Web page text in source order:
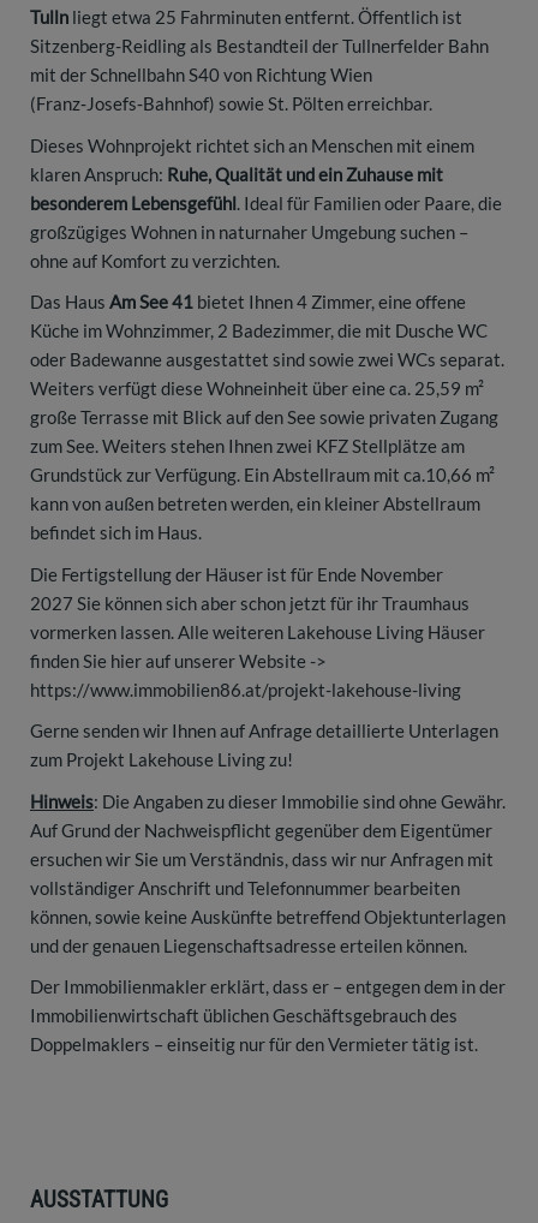
Tulln liegt etwa 25 Fahrminuten entfernt. Öffentlich ist
Sitzenberg-Reidling als Bestandteil der Tullnerfelder Bahn
mit der Schnellbahn S40 von Richtung Wien
(Franz‑Josefs‑Bahnhof) sowie St. Pölten erreichbar.
Dieses Wohnprojekt richtet sich an Menschen mit einem
klaren Anspruch: Ruhe, Qualität und ein Zuhause mit
besonderem Lebensgefühl. Ideal für Familien oder Paare, die
großzügiges Wohnen in naturnaher Umgebung suchen –
ohne auf Komfort zu verzichten.
Das Haus Am See 41 bietet Ihnen 4 Zimmer, eine offene
Küche im Wohnzimmer, 2 Badezimmer, die mit Dusche WC
oder Badewanne ausgestattet sind sowie zwei WCs separat.
Weiters verfügt diese Wohneinheit über eine ca. 25,59 m²
große Terrasse mit Blick auf den See sowie privaten Zugang
zum See. Weiters stehen Ihnen zwei KFZ Stellplätze am
Grundstück zur Verfügung. Ein Abstellraum mit ca.10,66 m²
kann von außen betreten werden, ein kleiner Abstellraum
befindet sich im Haus.
Die Fertigstellung der Häuser ist für Ende November
2027 Sie können sich aber schon jetzt für ihr Traumhaus
vormerken lassen. Alle weiteren Lakehouse Living Häuser
finden Sie hier auf unserer Website ->
https://www.immobilien86.at/projekt-lakehouse-living
Gerne senden wir Ihnen auf Anfrage detaillierte Unterlagen
zum Projekt Lakehouse Living zu!
Hinweis: Die Angaben zu dieser Immobilie sind ohne Gewähr.
Auf Grund der Nachweispflicht gegenüber dem Eigentümer
ersuchen wir Sie um Verständnis, dass wir nur Anfragen mit
vollständiger Anschrift und Telefonnummer bearbeiten
können, sowie keine Auskünfte betreffend Objektunterlagen
und der genauen Liegenschaftsadresse erteilen können.
Der Immobilienmakler erklärt, dass er – entgegen dem in der
Immobilienwirtschaft üblichen Geschäftsgebrauch des
Doppelmaklers – einseitig nur für den Vermieter tätig ist.
AUSSTATTUNG